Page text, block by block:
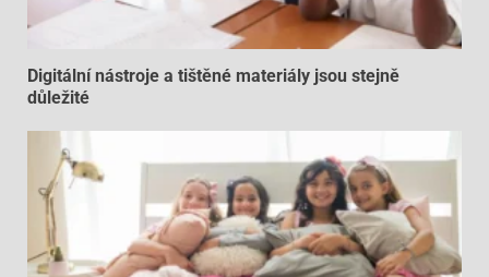
Digitální nástroje a tištěné materiály jsou stejně
důležité